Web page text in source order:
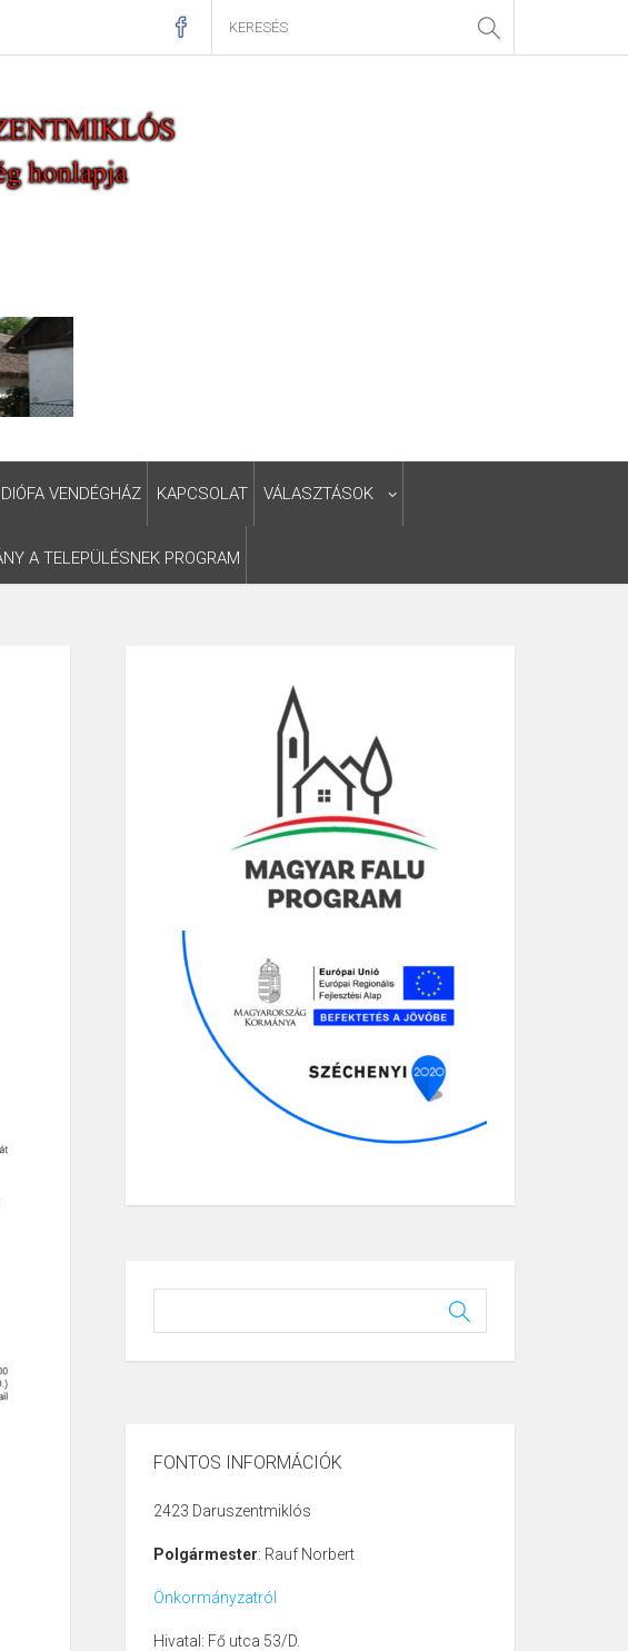
DIÓFA VENDÉGHÁZ KAPCSOLAT VÁLASZTÁSOK
A TELEPÜLÉSNEK PROGRAM
FONTOS INFORMÁCIÓK
2423 Daruszentmiklós
Polgármester: Rauf Norbert
Önkormányzatról
Hivatal: Fő utca 53/D.